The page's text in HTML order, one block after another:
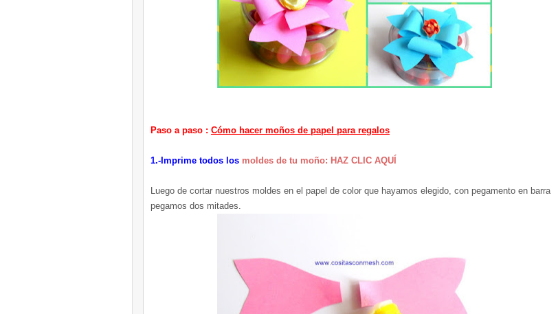
Paso a paso : Cómo hacer moños de papel para regalos
1.-Imprime todos los moldes de tu moño: HAZ CLIC AQUÍ
Luego de cortar nuestros moldes en el papel de color que hayamos elegido, con pegamento en barra
pegamos dos mitades.